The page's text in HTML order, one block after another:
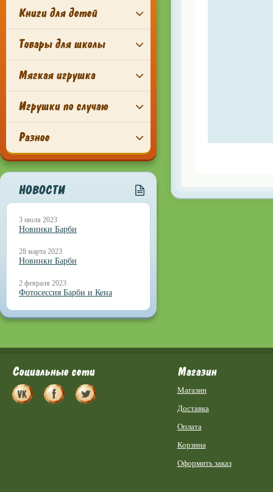
Книги для детей
Товары для школы
Мягкая игрушка
Игрушки по случаю
Разное
НОВОСТИ
3 июля 2023
Новинки Барби
28 марта 2023
Новинки Барби
2 февраля 2023
Фотосессия Барби и Кена
Социальные сети Магазин
Магазин
Доставка
Оплата
Корзина
Оформить заказ